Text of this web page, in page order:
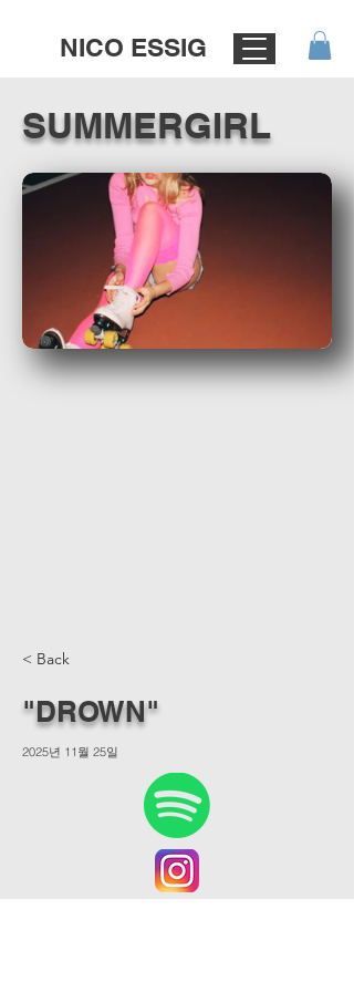
NICO ESSIG
SUMMERGIRL
< Back
"DROWN"
2025년 11월 25일